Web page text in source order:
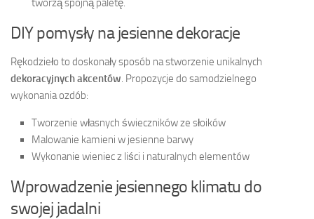
tworzą spójną paletę.
DIY pomysły na jesienne dekoracje
Rękodzieło to doskonały sposób na stworzenie unikalnych
dekoracyjnych akcentów. Propozycje do samodzielnego
wykonania ozdób:
Tworzenie własnych świeczników ze słoików
Malowanie kamieni w jesienne barwy
Wykonanie wieniec z liści i naturalnych elementów
Wprowadzenie jesiennego klimatu do
swojej jadalni